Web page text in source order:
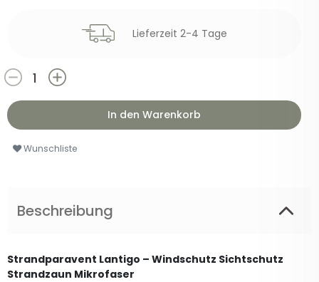
Lieferzeit 2-4 Tage
In den Warenkorb
Wunschliste
Beschreibung
Strandparavent Lantigo – Windschutz Sichtschutz
Strandzaun Mikrofaser